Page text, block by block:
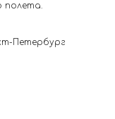
полета.
Петербург